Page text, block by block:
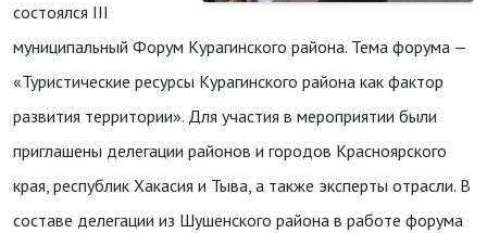
состоялся III
муниципальный Форум Курагинского района. Тема форума —
«Туристические ресурсы Курагинского района как фактор
развития территории». Для участия в мероприятии были
приглашены делегации районов и городов Красноярского
края, республик Хакасия и Тыва, а также эксперты отрасли. В
составе делегации из Шушенского района в работе форума